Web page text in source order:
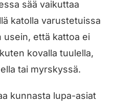
sää vaikuttaa
katolla varustetuissa
usein, että kattoa ei
kovalla tuulella,
tai myrskyssä.
kunnasta lupa-asiat